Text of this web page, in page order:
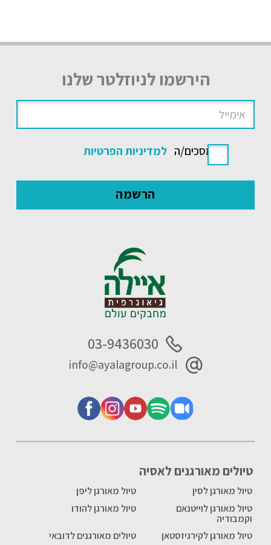
הירשמו לניוזלטר שלנו
אני מסכים/ה למדיניות הפרטיות
טיולים מאורגנים לאסיה
טיול מאורגן לסין
טיול מאורגן ליפן
טיול מאורגן לוייטנאם
וקמבודיה
טיול מאורגן להודו
טיול מאורגן לקירגיזסטאן
טיולים מאורגנים לדובאי
03-9436030
info@ayalagroup.co.il